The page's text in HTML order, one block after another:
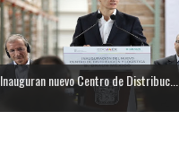
Inauguran nuevo Centro de Distribuc...